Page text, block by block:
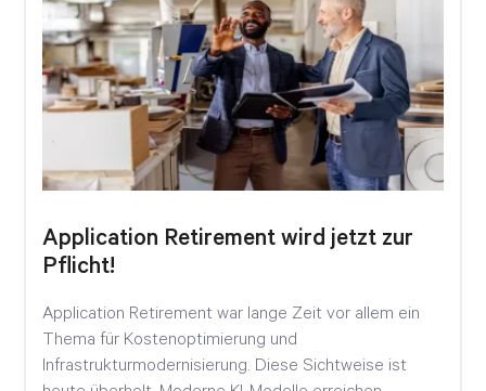
Application Retirement wird jetzt zur
Pflicht!
Application Retirement war lange Zeit vor allem ein
Thema für Kostenoptimierung und
Infrastrukturmodernisierung. Diese Sichtweise ist